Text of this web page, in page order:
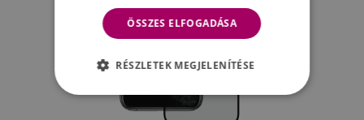
ÖSSZES ELFOGADÁSA
RÉSZLETEK MEGJELENÍTÉSE